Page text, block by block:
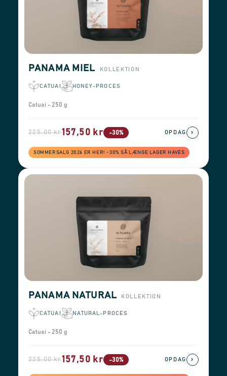
PANAMA MIEL KOLLEKTION
CATUAI HONEY-PROCES
Catuai - 250 g
225,00 kr157,50 kr -30%
SOMMERSALG 2026 ER HER! −30% SÅ LÆNGE LAGER HAVES
OPDAG ›
PANAMA NATURAL KOLLEKTION
CATUAI NATURAL-PROCES
Catuai - 250 g
225,00 kr157,50 kr -30% OPDAG ›